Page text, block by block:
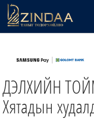
ТВ8
ӨГЛӨӨНИЙ СОНИН
АУДИО ЗОХИОЛ
ЗИНДАА СЭТГҮҮЛ
ДЭЛХИЙН
Хятадын